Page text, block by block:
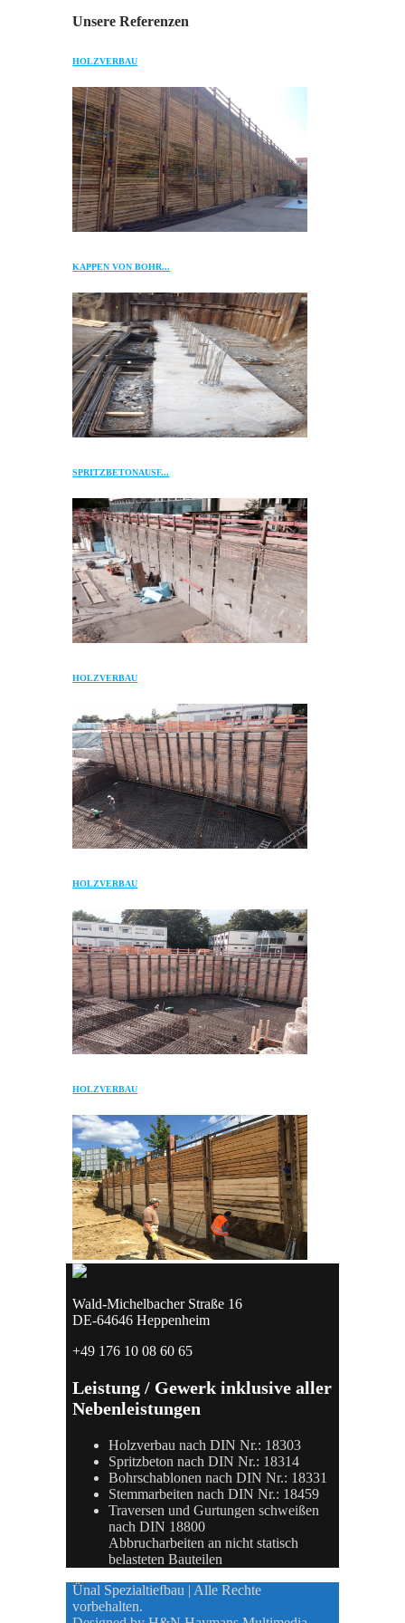
Unsere Referenzen
HOLZVERBAU
KAPPEN VON BOHR...
SPRITZBETONAUSF...
HOLZVERBAU
HOLZVERBAU
HOLZVERBAU
Wald-Michelbacher Straße 16
DE-64646 Heppenheim
+49 176 10 08 60 65
Leistung / Gewerk inklusive aller
Nebenleistungen
Holzverbau nach DIN Nr.: 18303
Spritzbeton nach DIN Nr.: 18314
Bohrschablonen nach DIN Nr.: 18331
Stemmarbeiten nach DIN Nr.: 18459
Traversen und Gurtungen schweißen
nach DIN 18800
Abbrucharbeiten an nicht statisch
belasteten Bauteilen
Ünal Spezialtiefbau | Alle Rechte
vorbehalten.